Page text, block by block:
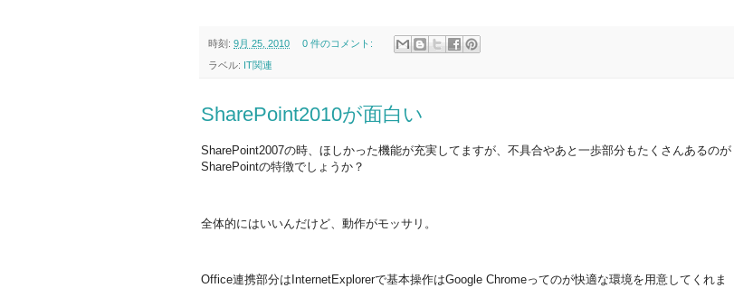
時刻: 9月 25, 2010 0 件のコメント:
ラベル: IT関連
SharePoint2010が面白い
SharePoint2007の時、ほしかった機能が充実してますが、不具合やあと一歩部分もたくさんあるのが
SharePointの特徴でしょうか？
全体的にはいいんだけど、動作がモッサリ。
Office連携部分はInternetExplorerで基本操作はGoogle Chromeってのが快適な環境を用意してくれま